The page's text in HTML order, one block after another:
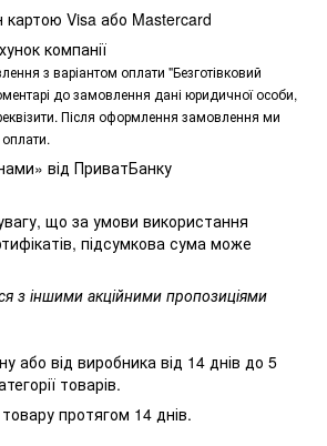
картою Visa або Mastercard
компанії
з варіантом оплати "Безготівковий
до замовлення дані юридичної особи,
Після оформлення замовлення ми
від ПриватБанку
що за умови використання
підсумкова сума може
з іншими акційними пропозиціями
або від виробника від 14 днів до 5
товарів.
протягом 14 днів.